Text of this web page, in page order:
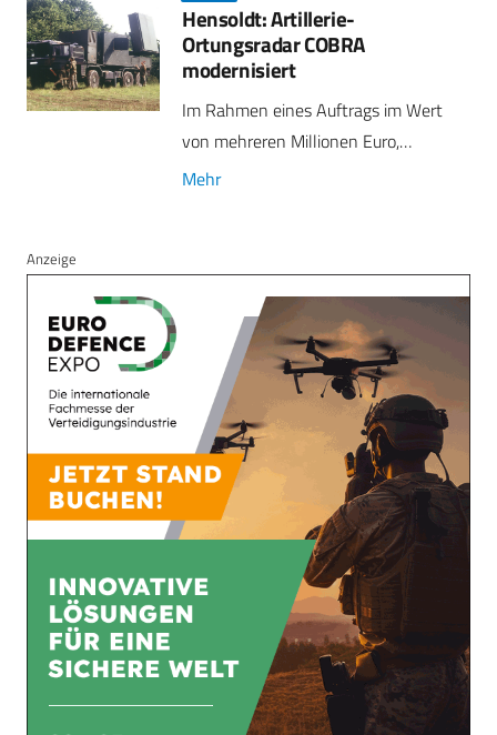
Hensoldt: Artillerie-
Ortungsradar COBRA
modernisiert
Im Rahmen eines Auftrags im Wert
von mehreren Millionen Euro,…
Mehr
Anzeige